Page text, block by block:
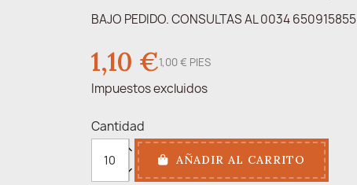
BAJO PEDIDO. CONSULTAS AL 0034 650915855
1,10 €1,00 € PIES
Impuestos excluidos
Cantidad
AÑADIR AL CARRITO